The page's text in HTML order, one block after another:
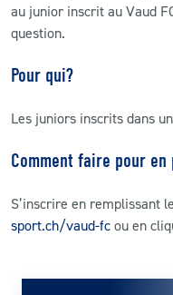
au junior inscrit au Vaud
question.
Pour qui?
Les juniors inscrits dans
Comment faire pour
S’inscrire en remplissant
sport.ch/vaud-fc ou en